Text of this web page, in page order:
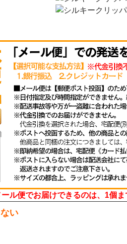
ル便でお届けできるのは、1個ま
い